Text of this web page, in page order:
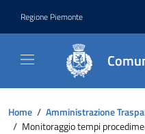
Regione Piemonte
Home / Amministrazione
/ Monitoraggio tempi